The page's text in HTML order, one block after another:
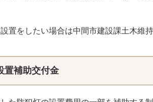
置をしたい場合は中間市建設課土木維
置補助交付金